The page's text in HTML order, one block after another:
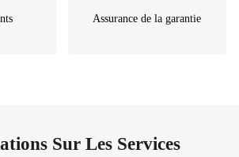
Assurance de la garantie
Sur Les Services